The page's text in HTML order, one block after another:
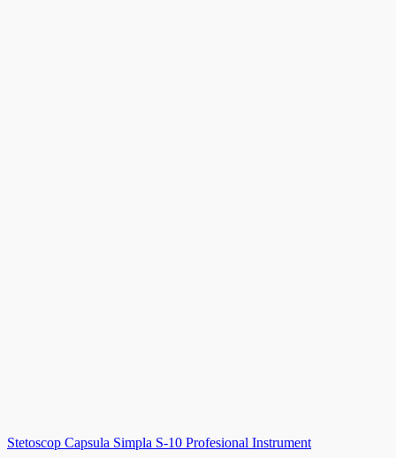
Stetoscop Capsula Simpla S-10 Profesional Instrument